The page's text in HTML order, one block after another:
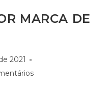
MARCA DE
2021